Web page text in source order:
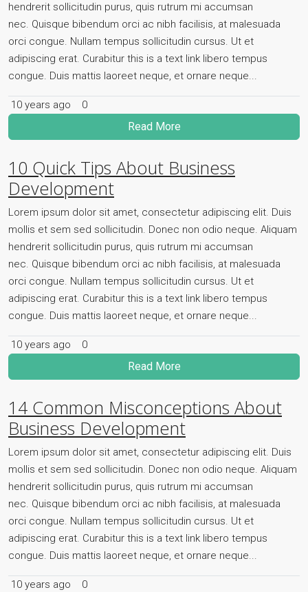
hendrerit sollicitudin purus, quis rutrum mi accumsan
nec. Quisque bibendum orci ac nibh facilisis, at malesuada
orci congue. Nullam tempus sollicitudin cursus. Ut et
adipiscing erat. Curabitur this is a text link libero tempus
congue. Duis mattis laoreet neque, et ornare neque...
10 years ago 0
Read More
10 Quick Tips About Business
Development
Lorem ipsum dolor sit amet, consectetur adipiscing elit. Duis
mollis et sem sed sollicitudin. Donec non odio neque. Aliquam
hendrerit sollicitudin purus, quis rutrum mi accumsan
nec. Quisque bibendum orci ac nibh facilisis, at malesuada
orci congue. Nullam tempus sollicitudin cursus. Ut et
adipiscing erat. Curabitur this is a text link libero tempus
congue. Duis mattis laoreet neque, et ornare neque...
10 years ago 0
Read More
14 Common Misconceptions About
Business Development
Lorem ipsum dolor sit amet, consectetur adipiscing elit. Duis
mollis et sem sed sollicitudin. Donec non odio neque. Aliquam
hendrerit sollicitudin purus, quis rutrum mi accumsan
nec. Quisque bibendum orci ac nibh facilisis, at malesuada
orci congue. Nullam tempus sollicitudin cursus. Ut et
adipiscing erat. Curabitur this is a text link libero tempus
congue. Duis mattis laoreet neque, et ornare neque...
10 years ago 0